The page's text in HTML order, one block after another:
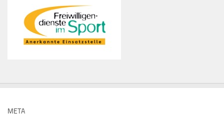
META